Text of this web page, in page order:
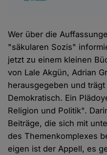
Wer über die
"säkularen Sozis"
jetzt zu einem kleinen
von Lale Akgün, Adrian
herausgegeben und
Demokratisch. Ein
Religion und Politik".
Beiträge, die sich mit
des Themenkomplexes
eigen ist der Appell, es